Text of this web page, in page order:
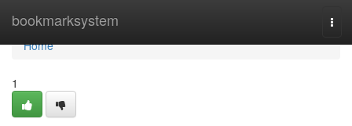
bookmarksystem
Home
Home
1